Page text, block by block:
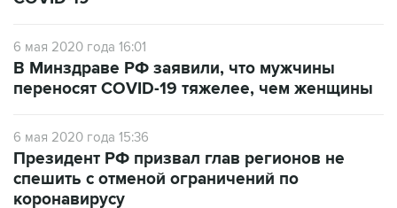
переносят COVID-19 тяжелее, чем женщины
6 мая 2020 года 15:36
спешить с отменой ограничений по
коронавирусу